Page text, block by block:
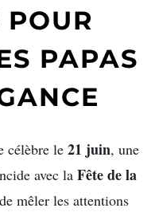
PAPAS
célèbre le 21 juin, une
avec la Fête de la
mêler les attentions